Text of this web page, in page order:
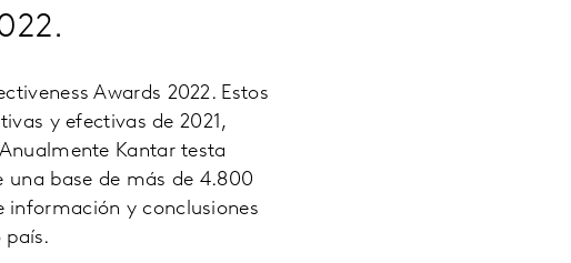
Awards 2022. Estos
y efectivas de 2021,
Kantar testa
una base de más de 4.800
información y conclusiones
país.